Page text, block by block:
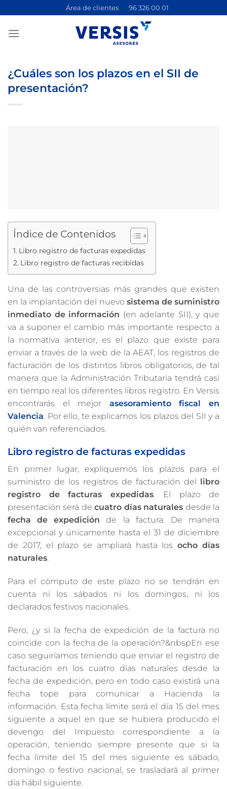
contenido
Área de clientes 96 326 00 01
¿Cuáles son los plazos en el SII de
presentación?
Índice de Contenidos
Libro registro de facturas expedidas
Libro registro de facturas recibidas
Una de las controversias más grandes que existen
en la implantación del nuevo sistema de suministro
inmediato de información (en adelante SII), y que
va a suponer el cambio más importante respecto a
la normativa anterior, es el plazo que existe para
enviar a través de la web de la AEAT, los registros de
facturación de los distintos libros obligatorios, de tal
manera que la Administración Tributaria tendrá casi
en tiempo real los diferentes libros registro. En Versis
encontrarás el mejor asesoramiento fiscal en
Valencia. Por ello, te explicamos los plazos del SII y a
quién van referenciados.
Libro registro de facturas expedidas
En primer lugar, expliquemos los plazos para el
suministro de los registros de facturación del libro
registro de facturas expedidas. El plazo de
presentación será decuatro días naturales desde la
fecha de expedición de la factura. De manera
excepcional y únicamente hasta el 31 de diciembre
de 2017, el plazo se ampliará hasta losocho días
naturales.
Para el cómputo de este plazo no se tendrán en
cuenta ni los sábados ni los domingos, ni los
declarados festivos nacionales.
Pero, ¿y si la fecha de expedición de la factura no
coincide con la fecha de la operación?&nbspEn ese
caso seguiríamos teniendo que enviar el registro de
facturación en los cuatro días naturales desde la
fecha de expedición, pero en todo caso existirá una
fecha tope para comunicar a Hacienda la
información. Esta fecha límite será el día 15 del mes
siguiente a aquel en que se hubiera producido el
devengo del Impuesto correspondiente a la
operación, teniendo siempre presente que si la
fecha límite del 15 del mes siguiente es sábado,
domingo o festivo nacional, se trasladará al primer
día hábil siguiente.